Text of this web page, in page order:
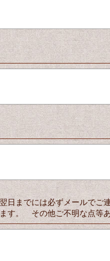
までには必ずメールでご
す。 その他ご不明な点等